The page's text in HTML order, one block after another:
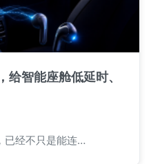
智能座舱低延时、
已经不只是能连…